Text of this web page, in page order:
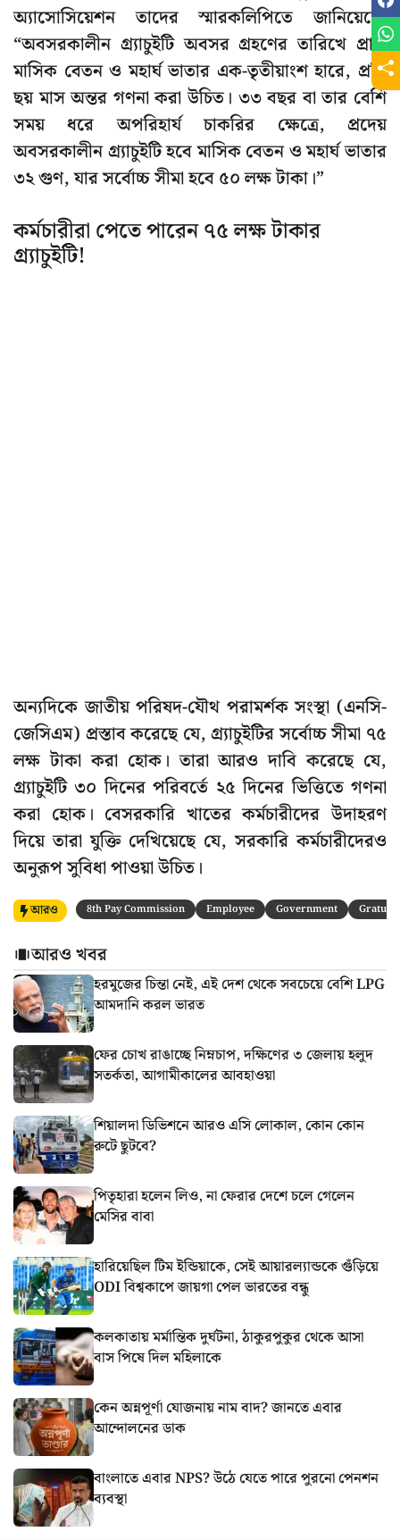
অ্যাসোসিয়েশন তাদের স্মারকলিপিতে জানিয়েছে,
“অবসরকালীন গ্র্যাচুইটি অবসর গ্রহণের তারিখে প্রাপ্ত
মাসিক বেতন ও মহার্ঘ ভাতার এক-তৃতীয়াংশ হারে, প্রতি
ছয় মাস অন্তর গণনা করা উচিত। ৩৩ বছর বা তার বেশি
সময় ধরে অপরিহার্য চাকরির ক্ষেত্রে, প্রদেয়
অবসরকালীন গ্র্যাচুইটি হবে মাসিক বেতন ও মহার্ঘ ভাতার
৩২ গুণ, যার সর্বোচ্চ সীমা হবে ৫০ লক্ষ টাকা।”
কর্মচারীরা পেতে পারেন ৭৫ লক্ষ টাকার
গ্র্যাচুইটি!
অন্যদিকে জাতীয় পরিষদ-যৌথ পরামর্শক সংস্থা (এনসি-
জেসিএম) প্রস্তাব করেছে যে, গ্র্যাচুইটির সর্বোচ্চ সীমা ৭৫
লক্ষ টাকা করা হোক। তারা আরও দাবি করেছে যে,
গ্র্যাচুইটি ৩০ দিনের পরিবর্তে ২৫ দিনের ভিত্তিতে গণনা
করা হোক। বেসরকারি খাতের কর্মচারীদের উদাহরণ
দিয়ে তারা যুক্তি দেখিয়েছে যে, সরকারি কর্মচারীদেরও
অনুরূপ সুবিধা পাওয়া উচিত।
আরও 8th Pay Commission Employee Government Gratuity
আরও খবর
হরমুজের চিন্তা নেই, এই দেশ থেকে সবচেয়ে বেশি LPG
আমদানি করল ভারত
ফের চোখ রাঙাচ্ছে নিম্নচাপ, দক্ষিণের ৩ জেলায় হলুদ
সতর্কতা, আগামীকালের আবহাওয়া
শিয়ালদা ডিভিশনে আরও এসি লোকাল, কোন কোন
রুটে ছুটবে?
পিতৃহারা হলেন লিও, না ফেরার দেশে চলে গেলেন
মেসির বাবা
হারিয়েছিল টিম ইন্ডিয়াকে, সেই আয়ারল্যান্ডকে গুঁড়িয়ে
ODI বিশ্বকাপে জায়গা পেল ভারতের বন্ধু
কলকাতায় মর্মান্তিক দুর্ঘটনা, ঠাকুরপুকুর থেকে আসা
বাস পিষে দিল মহিলাকে
কেন অন্নপূর্ণা যোজনায় নাম বাদ? জানতে এবার
আন্দোলনের ডাক
বাংলাতে এবার NPS? উঠে যেতে পারে পুরনো পেনশন
ব্যবস্থা